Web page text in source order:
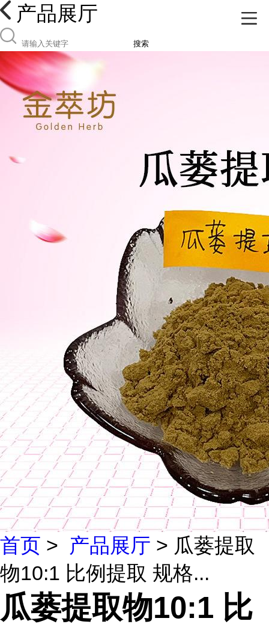
产品展厅
搜索
首页 > 产品展厅 > 瓜蒌提取
物10:1 比例提取 规格...
瓜蒌提取物10:1 比